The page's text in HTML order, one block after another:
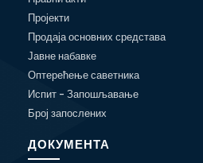
Пројекти
Продаја основних средстава
Јавне набавке
Оптерећење саветника
Испит - Запошљавање
Број запослених
ДОКУМЕНТА